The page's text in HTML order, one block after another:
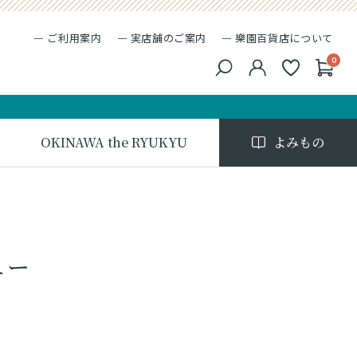
ご利用案内 実店舗のご案内 樂園百貨店について
0
OKINAWA the RYUKYU よみもの